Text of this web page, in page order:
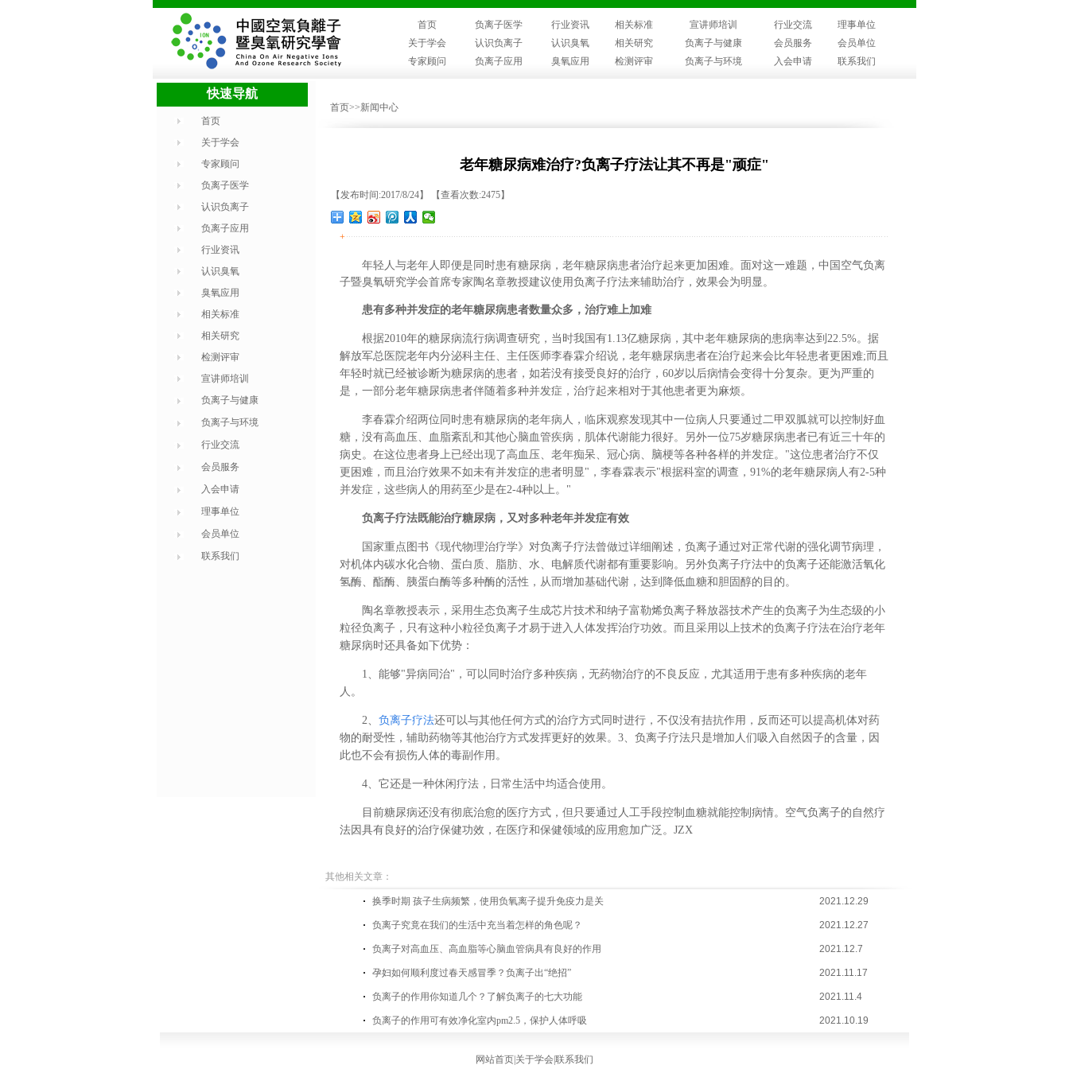
首页 负离子医学 行业资讯 相关标准 宣讲师培训 行业交流
理事单位
关于学会
认识负离子 认识臭氧 相关研究 负离子与健康 会员服务
会员单位
专家顾问
负离子应用 臭氧应用 检测评审 负离子与环境 入会申请 联系我们
快速导航
首页
关于学会
专家顾问
负离子医学
认识负离子
负离子应用
行业资讯
认识臭氧
臭氧应用
相关标准
相关研究
检测评审
宣讲师培训
负离子与健康
负离子与环境
行业交流
会员服务
入会申请
理事单位
会员单位
联系我们
首页>>新闻中心
老年糖尿病难治疗?负离子疗法让其不再是"顽症"
【发布时间:2017/8/24】 【查看次数:2475】
+
年轻人与老年人即便是同时患有糖尿病，老年糖尿病患者治疗起来更加困难。面对这一难题，中国空气负离
子暨臭氧研究学会首席专家陶名章教授建议使用负离子疗法来辅助治疗，效果会为明显。
患有多种并发症的老年糖尿病患者数量众多，治疗难上加难
根据2010年的糖尿病流行病调查研究，当时我国有1.13亿糖尿病，其中老年糖尿病的患病率达到22.5%。据
解放军总医院老年内分泌科主任、主任医师李春霖介绍说，老年糖尿病患者在治疗起来会比年轻患者更困难;而且
年轻时就已经被诊断为糖尿病的患者，如若没有接受良好的治疗，60岁以后病情会变得十分复杂。更为严重的
是，一部分老年糖尿病患者伴随着多种并发症，治疗起来相对于其他患者更为麻烦。
李春霖介绍两位同时患有糖尿病的老年病人，临床观察发现其中一位病人只要通过二甲双胍就可以控制好血
糖，没有高血压、血脂紊乱和其他心脑血管疾病，肌体代谢能力很好。另外一位75岁糖尿病患者已有近三十年的
病史。在这位患者身上已经出现了高血压、老年痴呆、冠心病、脑梗等各种各样的并发症。"这位患者治疗不仅
更困难，而且治疗效果不如未有并发症的患者明显"，李春霖表示"根据科室的调查，91%的老年糖尿病人有2-5种
并发症，这些病人的用药至少是在2-4种以上。"
负离子疗法既能治疗糖尿病，又对多种老年并发症有效
国家重点图书《现代物理治疗学》对负离子疗法曾做过详细阐述，负离子通过对正常代谢的强化调节病理，
对机体内碳水化合物、蛋白质、脂肪、水、电解质代谢都有重要影响。另外负离子疗法中的负离子还能激活氧化
氢酶、酯酶、胰蛋白酶等多种酶的活性，从而增加基础代谢，达到降低血糖和胆固醇的目的。
陶名章教授表示，采用生态负离子生成芯片技术和纳子富勒烯负离子释放器技术产生的负离子为生态级的小
粒径负离子，只有这种小粒径负离子才易于进入人体发挥治疗功效。而且采用以上技术的负离子疗法在治疗老年
糖尿病时还具备如下优势：
1、能够"异病同治"，可以同时治疗多种疾病，无药物治疗的不良反应，尤其适用于患有多种疾病的老年
人。
2、 负离子疗法还可以与其他任何方式的治疗方式同时进行，不仅没有拮抗作用，反而还可以提高机体对药
物的耐受性，辅助药物等其他治疗方式发挥更好的效果。3、负离子疗法只是增加人们吸入自然因子的含量，因
此也不会有损伤人体的毒副作用。
4、它还是一种休闲疗法，日常生活中均适合使用。
目前糖尿病还没有彻底治愈的医疗方式，但只要通过人工手段控制血糖就能控制病情。空气负离子的自然疗
法因具有良好的治疗保健功效，在医疗和保健领域的应用愈加广泛。JZX
其他相关文章：
换季时期 孩子生病频繁，使用负氧离子提升免疫力是关 2021.12.29
负离子究竟在我们的生活中充当着怎样的角色呢？ 2021.12.27
负离子对高血压、高血脂等心脑血管病具有良好的作用 2021.12.7
孕妇如何顺利度过春天感冒季？负离子出“绝招” 2021.11.17
负离子的作用你知道几个？了解负离子的七大功能 2021.11.4
负离子的作用可有效净化室内pm2.5，保护人体呼吸 2021.10.19
网站首页 关于学会联系我们